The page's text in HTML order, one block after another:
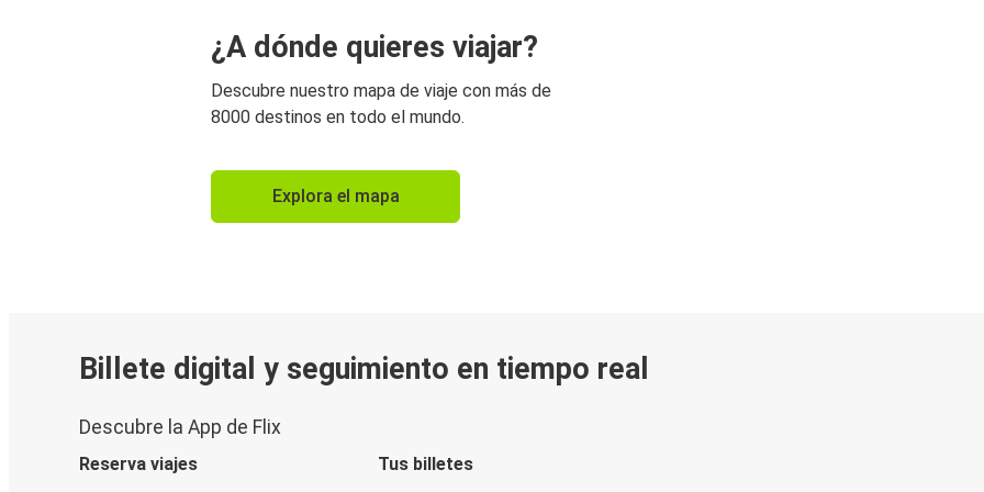
¿A dónde quieres viajar?
Descubre nuestro mapa de viaje con más de
8000 destinos en todo el mundo.
Explora el mapa
Billete digital y seguimiento en tiempo real
Descubre la App de Flix
Reserva viajes Tus billetes